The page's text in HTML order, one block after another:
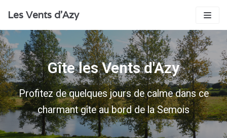
Aller
contenu
Les Vents d'Azy
Gîte les Vents d'Azy
Profitez de quelques jours de calme dans ce
charmant gîte au bord de la Semois